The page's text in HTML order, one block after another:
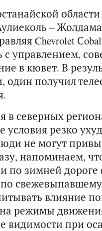
– Жолдама
Chevrolet
с управлением,
в кювет. В
один получил
в северных
условия резко
не могут
напоминаем,
по зимней дороге
влияние
режимы
видимости при